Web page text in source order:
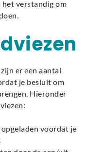
het verstandig om
er een aantal
je besluit om
Hieronder
voordat je